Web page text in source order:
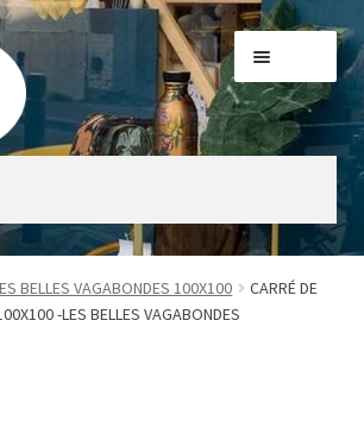
BELLES VAGABONDES 100X100
CARRÉ DE
-LES BELLES VAGABONDES